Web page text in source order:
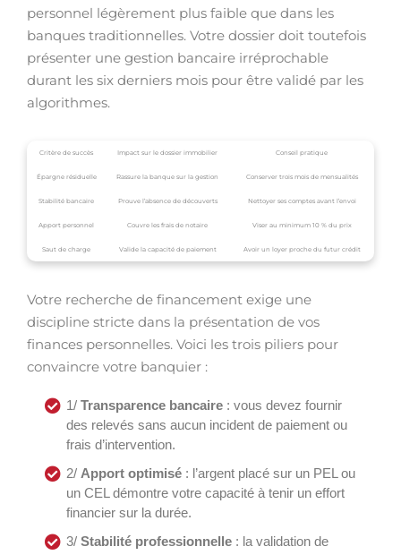
personnel légèrement plus faible que dans les
banques traditionnelles. Votre dossier doit toutefois
présenter une gestion bancaire irréprochable
durant les six derniers mois pour être validé par les
algorithmes.
Critère de succès Impact sur le dossier immobilier Conseil pratique
Épargne résiduelle Rassure la banque sur la gestion Conserver trois mois de mensualités
Stabilité bancaire Prouve l’absence de découverts Nettoyer ses comptes avant l’envoi
Apport personnel Couvre les frais de notaire Viser au minimum 10 % du prix
Saut de charge Valide la capacité de paiement Avoir un loyer proche du futur crédit
Votre recherche de financement exige une
discipline stricte dans la présentation de vos
finances personnelles. Voici les trois piliers pour
convaincre votre banquier :
1/ Transparence bancaire : vous devez fournir
des relevés sans aucun incident de paiement ou
frais d’intervention.
2/ Apport optimisé : l’argent placé sur un PEL ou
un CEL démontre votre capacité à tenir un effort
financier sur la durée.
3/ Stabilité professionnelle : la validation de